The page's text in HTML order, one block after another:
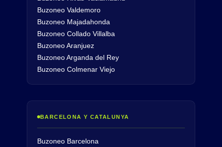
Buzoneo Valdemoro
Buzoneo Majadahonda
Buzoneo Collado Villalba
Buzoneo Aranjuez
Buzoneo Arganda del Rey
Buzoneo Colmenar Viejo
BARCELONA Y CATALUNYA
Buzoneo Barcelona